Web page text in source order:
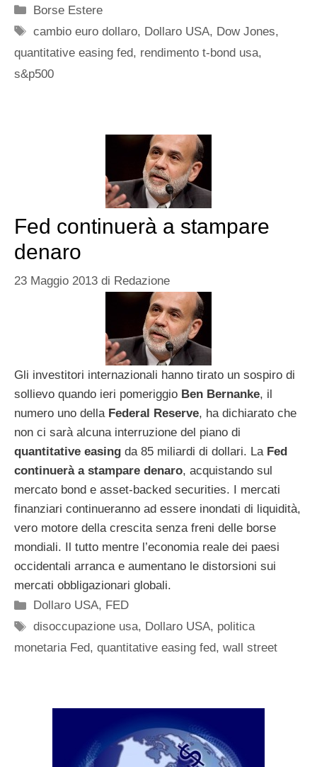
Categorie
Borse Estere
Tag
cambio euro dollaro, Dollaro USA, Dow Jones,
quantitative easing fed, rendimento t-bond usa,
s&p500
Fed continuerà a stampare
denaro
23 Maggio 2013 di Redazione
Gli investitori internazionali hanno tirato un sospiro di
sollievo quando ieri pomeriggio Ben Bernanke, il
numero uno della Federal Reserve, ha dichiarato che
non ci sarà alcuna interruzione del piano di
quantitative easing da 85 miliardi di dollari. La Fed
continuerà a stampare denaro, acquistando sul
mercato bond e asset-backed securities. I mercati
finanziari continueranno ad essere inondati di liquidità,
vero motore della crescita senza freni delle borse
mondiali. Il tutto mentre l’economia reale dei paesi
occidentali arranca e aumentano le distorsioni sui
mercati obbligazionari globali.
Categorie
Dollaro USA, FED
Tag
disoccupazione usa, Dollaro USA, politica
monetaria Fed, quantitative easing fed, wall street